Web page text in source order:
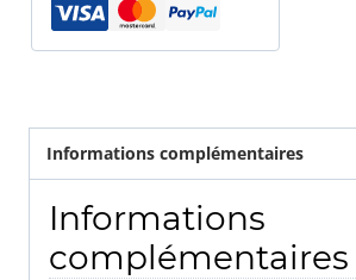
Informations complémentaires
Informations
complémentaires